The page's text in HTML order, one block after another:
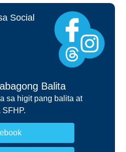
Social
Balita
sa higit pang balita at
SFHP.